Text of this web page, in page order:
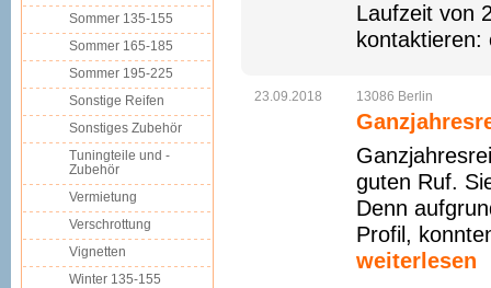
Laufzeit von
23.09.2018 13086 Berlin
guten Ruf.
Denn
Profil,
weiterlesen
Sommer 135-155
Sommer 165-185
Sommer 195-225
Sonstige Reifen
Sonstiges Zubehör
Tuningteile und -
Zubehör
Vermietung
Verschrottung
Vignetten
Winter 135-155